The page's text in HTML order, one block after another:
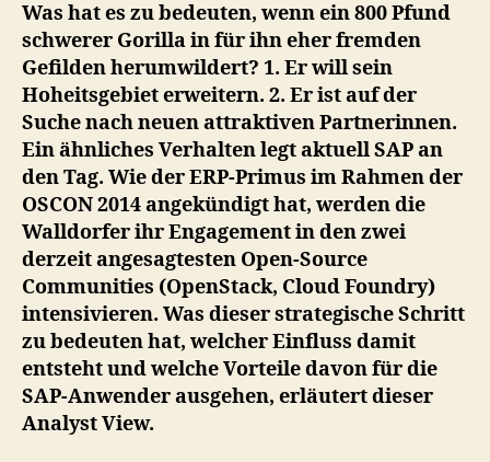
Was hat es zu bedeuten, wenn ein 800 Pfund
schwerer Gorilla in für ihn eher fremden
Gefilden herumwildert? 1. Er will sein
Hoheitsgebiet erweitern. 2. Er ist auf der
Suche nach neuen attraktiven Partnerinnen.
Ein ähnliches Verhalten legt aktuell SAP an
den Tag. Wie der ERP-Primus im Rahmen der
OSCON 2014 angekündigt hat, werden die
Walldorfer ihr Engagement in den zwei
derzeit angesagtesten Open-Source
Communities (OpenStack, Cloud Foundry)
intensivieren. Was dieser strategische Schritt
zu bedeuten hat, welcher Einfluss damit
entsteht und welche Vorteile davon für die
SAP-Anwender ausgehen, erläutert dieser
Analyst View.